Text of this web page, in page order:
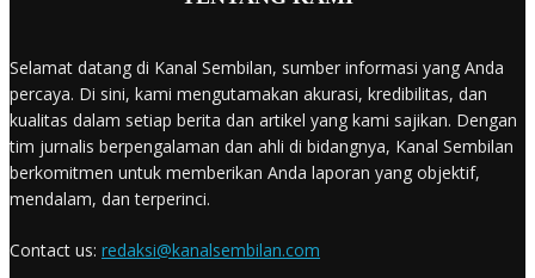
Selamat datang di Kanal Sembilan, sumber informasi yang Anda
percaya. Di sini, kami mengutamakan akurasi, kredibilitas, dan
kualitas dalam setiap berita dan artikel yang kami sajikan. Dengan
tim jurnalis berpengalaman dan ahli di bidangnya, Kanal Sembilan
berkomitmen untuk memberikan Anda laporan yang objektif,
mendalam, dan terperinci.
Contact us: redaksi@kanalsembilan.com